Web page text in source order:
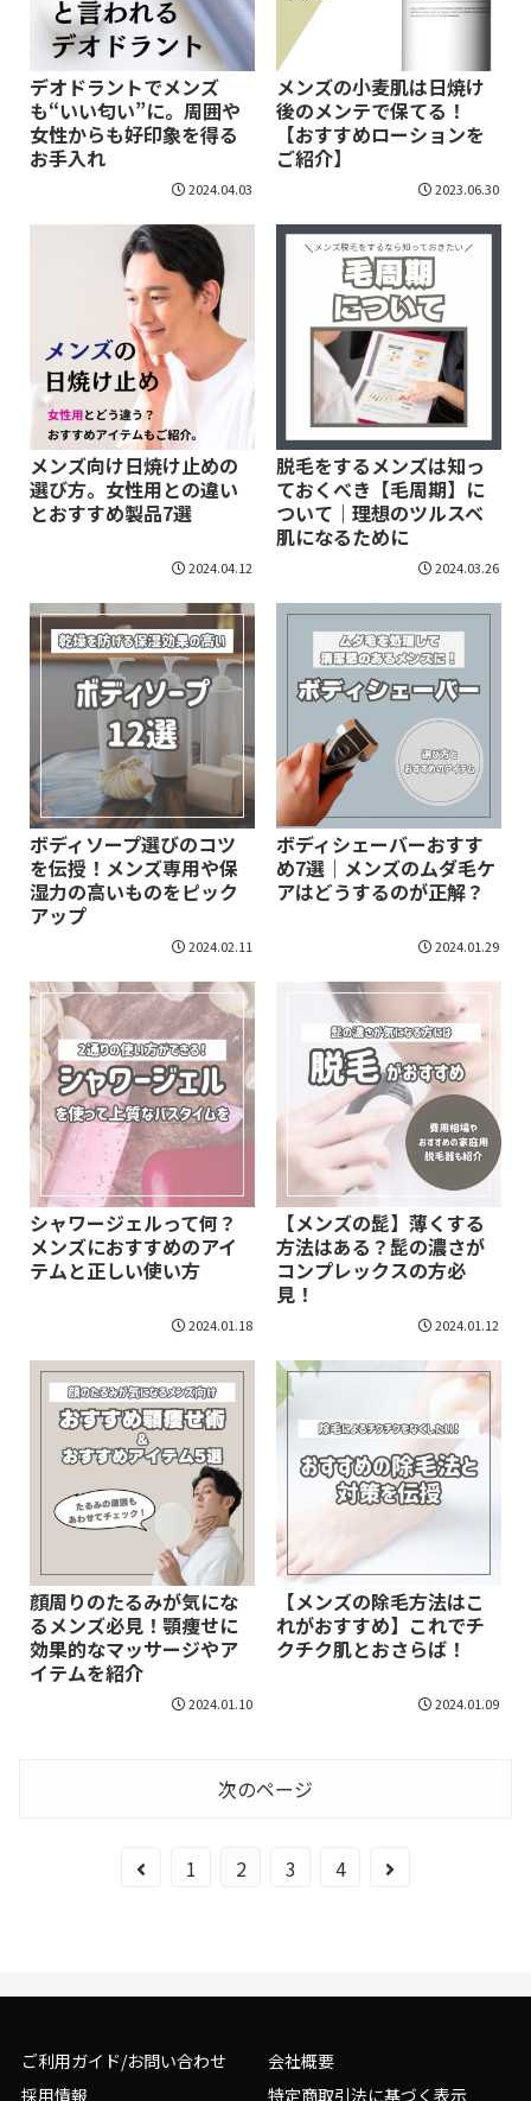
デオドラントでメンズ
も“いい匂い”に。周囲や
女性からも好印象を得る
お手入れ
2024.04.03
メンズの小麦肌は日焼け
後のメンテで保てる！
【おすすめローションを
ご紹介】
2023.06.30
メンズ向け日焼け止めの
選び方。女性用との違い
とおすすめ製品7選
2024.04.12
脱毛をするメンズは知っ
ておくべき【毛周期】に
ついて｜理想のツルスベ
肌になるために
2024.03.26
ボディソープ選びのコツ
を伝授！メンズ専用や保
湿力の高いものをピック
アップ
2024.02.11
ボディシェーバーおすす
め7選｜メンズのムダ毛ケ
アはどうするのが正解？
2024.01.29
シャワージェルって何？
メンズにおすすめのアイ
テムと正しい使い方
2024.01.18
【メンズの髭】薄くする
方法はある？髭の濃さが
コンプレックスの方必
見！
2024.01.12
顔周りのたるみが気にな
るメンズ必見！顎痩せに
効果的なマッサージやア
イテムを紹介
2024.01.10
【メンズの除毛方法はこ
れがおすすめ】これでチ
クチク肌とおさらば！
2024.01.09
次のページ
1 2 3 4
ご利用ガイド/お問い合わせ
会社概要
採用情報
特定商取引法に基づく表示